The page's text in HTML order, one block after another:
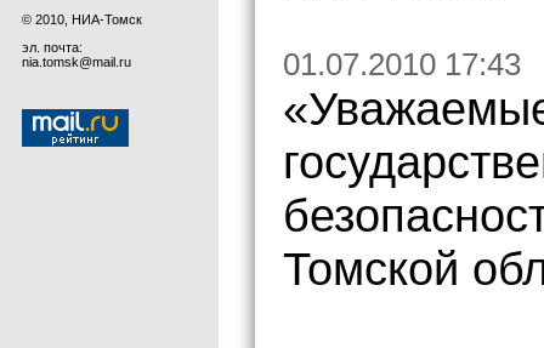
© 2010, НИА-Томск
эл. почта:
nia.tomsk@mail.ru
01.07.2010 17:43
Томской